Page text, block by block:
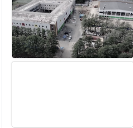
трейлер индийского фильма «Рамаяна»
1
BratOK 1 августа 2026, 00:16
Почему иностранцы охотятся за
советским радиоприёмником
«Океан-214»
2